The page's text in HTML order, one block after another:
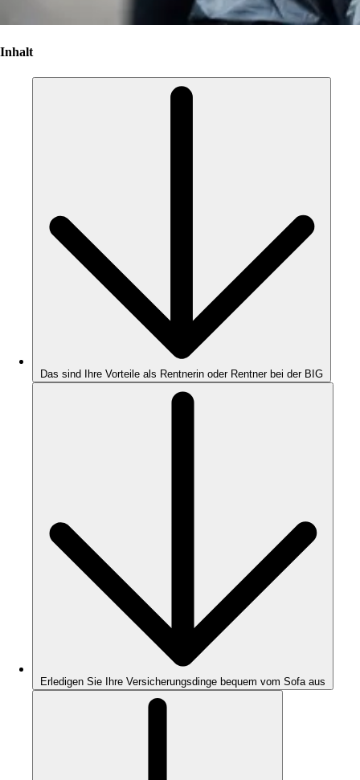
Inhalt
Das sind Ihre Vorteile als Rentnerin oder Rentner bei der BIG
Erledigen Sie Ihre Versicherungsdinge bequem vom Sofa aus